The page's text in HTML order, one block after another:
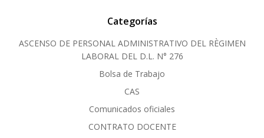
Categorías
ASCENSO DE PERSONAL ADMINISTRATIVO DEL RÈGIMEN
LABORAL DEL D.L. N° 276
Bolsa de Trabajo
CAS
Comunicados oficiales
CONTRATO DOCENTE